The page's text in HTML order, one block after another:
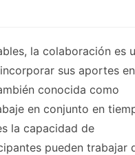
la colaboración es
sus aportes en
conocida como
en conjunto en
la capacidad de
pueden trabajar